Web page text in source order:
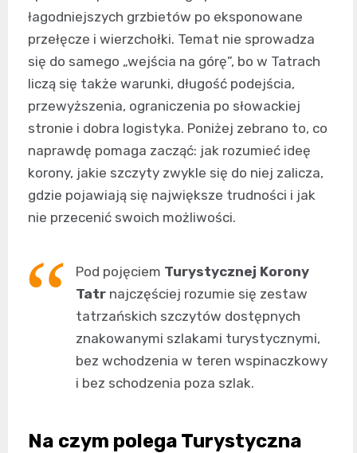
łagodniejszych grzbietów po eksponowane
przełęcze i wierzchołki. Temat nie sprowadza
się do samego „wejścia na górę”, bo w Tatrach
liczą się także warunki, długość podejścia,
przewyższenia, ograniczenia po słowackiej
stronie i dobra logistyka. Poniżej zebrano to, co
naprawdę pomaga zacząć: jak rozumieć ideę
korony, jakie szczyty zwykle się do niej zalicza,
gdzie pojawiają się największe trudności i jak
nie przecenić swoich możliwości.
Pod pojęciem Turystycznej Korony
Tatr najczęściej rozumie się zestaw
tatrzańskich szczytów dostępnych
znakowanymi szlakami turystycznymi,
bez wchodzenia w teren wspinaczkowy
i bez schodzenia poza szlak.
Na czym polega Turystyczna